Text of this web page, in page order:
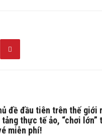
đề đầu tiên trên thế giới
thực tế ảo, “chơi lớn”
miễn phí!